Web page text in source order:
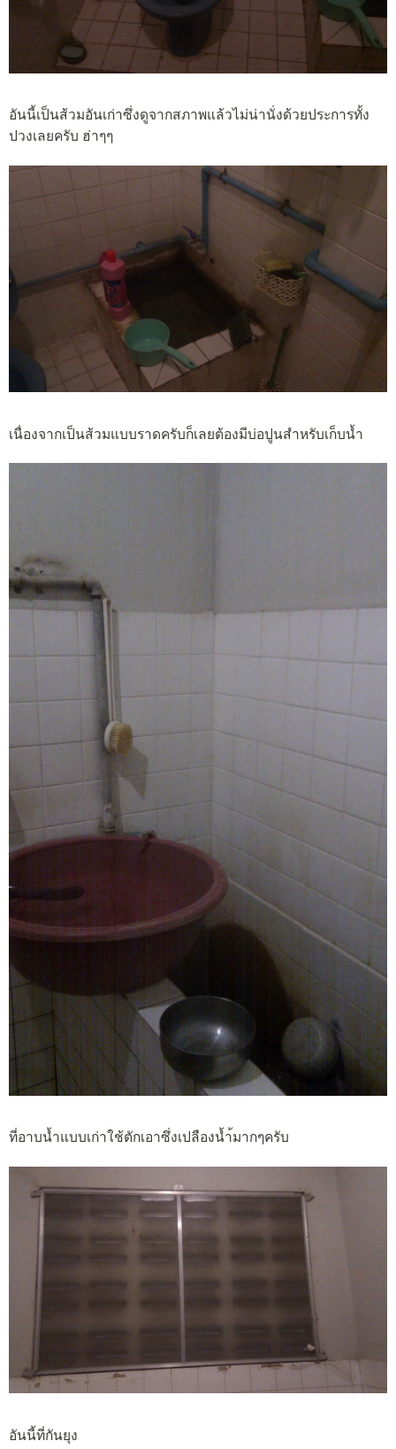
อันนี้เป็นส้วมอันเก่าซึ่งดูจากสภาพแล้วไม่น่านั่งด้วยประการทั้ง
ปวงเลยครับ ฮ่าๆๆ
เนื่องจากเป็นส้วมแบบราดครับก็เลยต้องมีบ่อปูนสำหรับเก็บน้ำ
ที่อาบน้ำแบบเก่าใช้ตักเอาซึ่งเปลืองน้ำ้มากๆครับ
อันนี้ที่กันยุง